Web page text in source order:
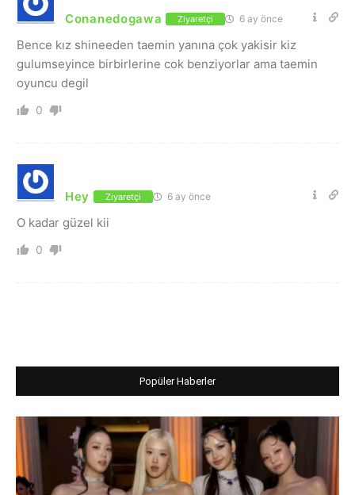
Conanedogawa Ziyaretçi 6 ay önce
Bence kız shineeden taemin yanına çok yakisir kiz
gulumseyince birbirlerine cok benziyorlar ama taemin
oyuncu degil
0
Hey Ziyaretçi 6 ay önce
O kadar güzel kii
0
Popüler Haberler